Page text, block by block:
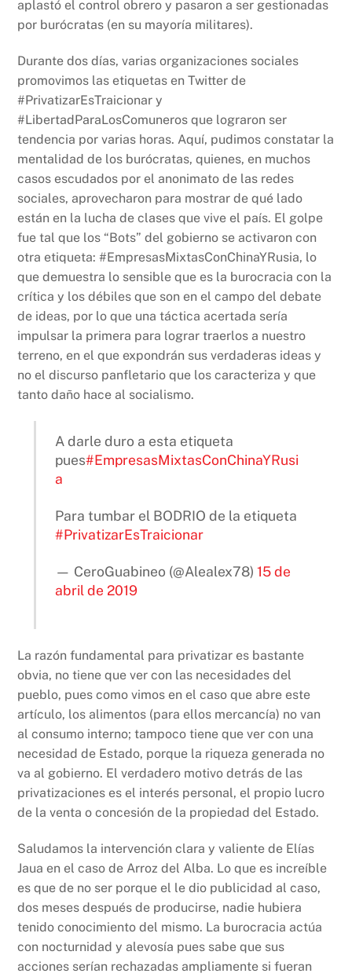
aplastó el control obrero y pasaron a ser gestionadas
por burócratas (en su mayoría militares).
Durante dos días, varias organizaciones sociales
promovimos las etiquetas en Twitter de
#PrivatizarEsTraicionar y
#LibertadParaLosComuneros que lograron ser
tendencia por varias horas. Aquí, pudimos constatar la
mentalidad de los burócratas, quienes, en muchos
casos escudados por el anonimato de las redes
sociales, aprovecharon para mostrar de qué lado
están en la lucha de clases que vive el país. El golpe
fue tal que los “Bots” del gobierno se activaron con
otra etiqueta: #EmpresasMixtasConChinaYRusia, lo
que demuestra lo sensible que es la burocracia con la
crítica y los débiles que son en el campo del debate
de ideas, por lo que una táctica acertada sería
impulsar la primera para lograr traerlos a nuestro
terreno, en el que expondrán sus verdaderas ideas y
no el discurso panfletario que los caracteriza y que
tanto daño hace al socialismo.
A darle duro a esta etiqueta
pues#EmpresasMixtasConChinaYRusi
a
Para tumbar el BODRIO de la etiqueta
#PrivatizarEsTraicionar
— CeroGuabineo (@Alealex78)15 de
abril de 2019
La razón fundamental para privatizar es bastante
obvia, no tiene que ver con las necesidades del
pueblo, pues como vimos en el caso que abre este
artículo, los alimentos (para ellos mercancía) no van
al consumo interno; tampoco tiene que ver con una
necesidad de Estado, porque la riqueza generada no
va al gobierno. El verdadero motivo detrás de las
privatizaciones es el interés personal, el propio lucro
de la venta o concesión de la propiedad del Estado.
Saludamos la intervención clara y valiente de Elías
Jaua en el caso de Arroz del Alba. Lo que es increíble
es que de no ser porque el le dio publicidad al caso,
dos meses después de producirse, nadie hubiera
tenido conocimiento del mismo. La burocracia actúa
con nocturnidad y alevosía pues sabe que sus
acciones serían rechazadas ampliamente si fueran